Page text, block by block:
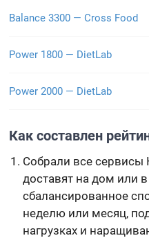
Balance 3300 — Cross Food
Power 1800 — DietLab
Power 2000 — DietLab
Как составлен
Собрали все сервисы
доставят на дом или
сбалансированное
неделю или месяц,
нагрузках и